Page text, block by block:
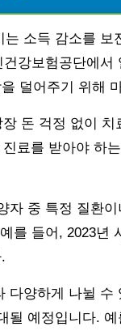
소득 감소를
강보험공단에
덜어주기 위해
돈 걱정 없이
료를 받아야 하
자 중 특정 질환
를 들어, 2023년
다양하게 나뉠
될 예정입니다.